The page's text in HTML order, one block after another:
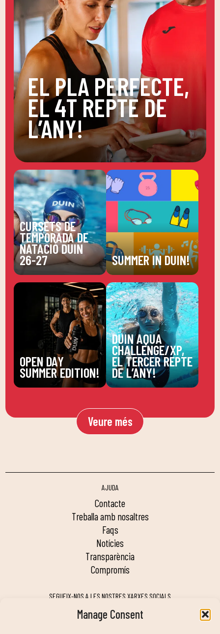
Manage Consent
EL PLA PERFECTE,
EL 4T REPTE DE
L’ANY!
CURSETS DE
TEMPORADA DE
NATACIÓ DUIN
26-27 SUMMER IN DUIN!
OPEN DAY
SUMMER EDITION!
DUIN AQUA
CHALLENGE/XP,
EL TERCER REPTE
DE L’ANY!
Veure més
AJUDA
contacte
treballa amb nosaltres
faqs
notícies
transparència
compromís
SEGUEIX-NOS A LES NOSTRES XARXES SOCIALS